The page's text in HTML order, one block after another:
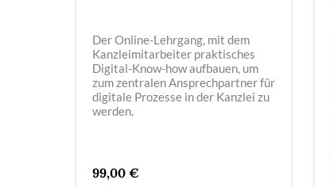
Der Online-Lehrgang, mit dem
Kanzleimitarbeiter praktisches
Digital-Know-how aufbauen, um
zum zentralen Ansprechpartner für
digitale Prozesse in der Kanzlei zu
werden.
99,00 €